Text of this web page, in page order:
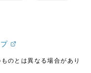
のとは異なる場合があり